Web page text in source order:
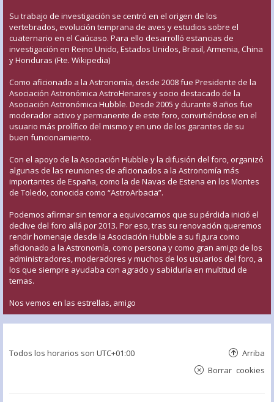
Su trabajo de investigación se centró en el origen de los
vertebrados, evolución temprana de aves y estudios sobre el
cuaternario en el Caúcaso. Para ello desarrolló estancias de
investigación en Reino Unido, Estados Unidos, Brasil, Armenia, China
y Honduras (Fte. Wikipedia)
Como aficionado a la Astronomía, desde 2008 fue Presidente de la
Asociación Astronómica AstroHenares y socio destacado de la
Asociación Astronómica Hubble. Desde 2005 y durante 8 años fue
moderador activo y permanente de este foro, convirtiéndose en el
usuario más prolífico del mismo y en uno de los garantes de su
buen funcionamiento.
Con el apoyo de la Asociación Hubble y la difusión del foro, organizó
algunas de las reuniones de aficionados a la Astronomía más
importantes de España, como la de Navas de Estena en los Montes
de Toledo, conocida como “AstroArbacia”.
Podemos afirmar sin temor a equivocarnos que su pérdida inició el
declive del foro allá por 2013. Por eso, tras su renovación queremos
rendir homenaje desde la Asociación Hubble a su figura como
aficionado a la Astronomía, como persona y como gran amigo de los
administradores, moderadores y muchos de los usuarios del foro, a
los que siempre ayudaba con agrado y sabiduría en multitud de
temas.
Nos vemos en las estrellas, amigo
Todos los horarios son UTC+01:00 Arriba
Borrar cookies